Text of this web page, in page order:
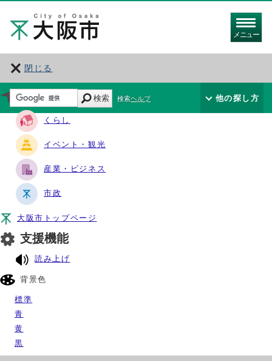
メニュー
閉じる
サイト・ナビ
くらし
イベント・観光
産業・ビジネス
市政
大阪市トップページ
支援機能
読み上げ
背景色
標準
青
黄
黒
検索 検索ヘルプ 他の探し方